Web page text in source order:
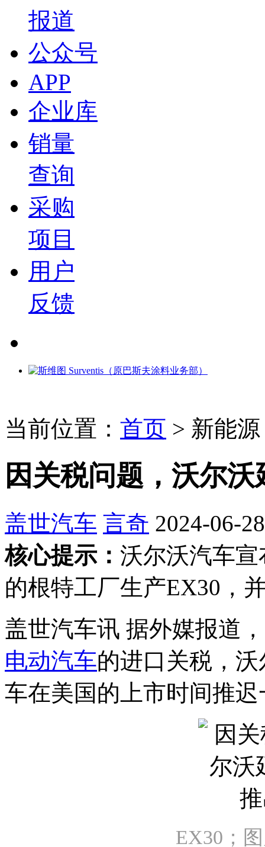
报道
公众号
APP
企业库
销量
查询
采购
项目
用户
反馈
当前位置： 首页 > 新能源
因关税问题，沃尔
盖世汽车 言奇 2024-06-
核心提示： 沃尔沃汽车
的根特工厂生产EX30，
盖世汽车讯 据外媒报道
电动汽车的进口关税，
车在美国的上市时间推
EX30；